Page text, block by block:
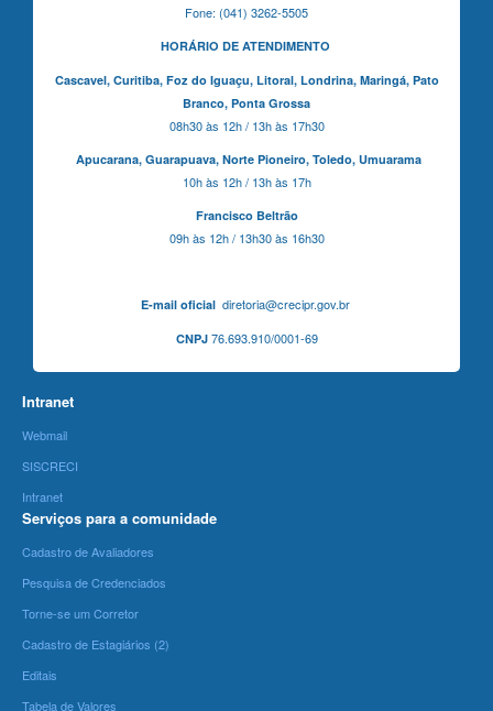
Fone: (041) 3262-5505
HORÁRIO DE ATENDIMENTO
Cascavel, Curitiba,Foz do Iguaçu, Litoral, Londrina, Maringá, Pato
Branco, Ponta Grossa
08h30 às 12h / 13h às 17h30
Apucarana, Guarapuava, Norte Pioneiro, Toledo, Umuarama
10h às 12h / 13h às 17h
Francisco Beltrão
09h às 12h / 13h30 às 16h30
E-mail oficialdiretoria@crecipr.gov.br
CNPJ76.693.910/0001-69
Intranet
Webmail
SISCRECI
Intranet
Serviços para a comunidade
Cadastro de Avaliadores
Pesquisa de Credenciados
Torne-se um Corretor
Cadastro de Estagiários (2)
Editais
Tabela de Valores